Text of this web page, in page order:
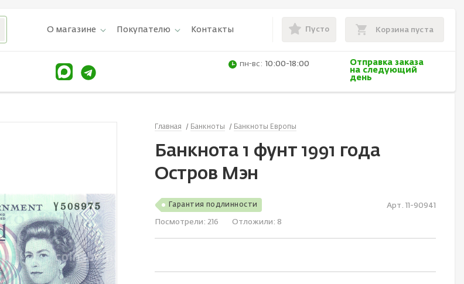
О магазине Покупателю Контакты Пусто Корзина пуста
пн-вс: 10:00-18:00
Отправка заказа
на следующий
день
Главная Банкноты Банкноты Европы
Банкнота 1 фунт 1991 года
Остров Мэн
Гарантия подлинности Арт. 11-90941
Посмотрели: 216 Отложили: 8